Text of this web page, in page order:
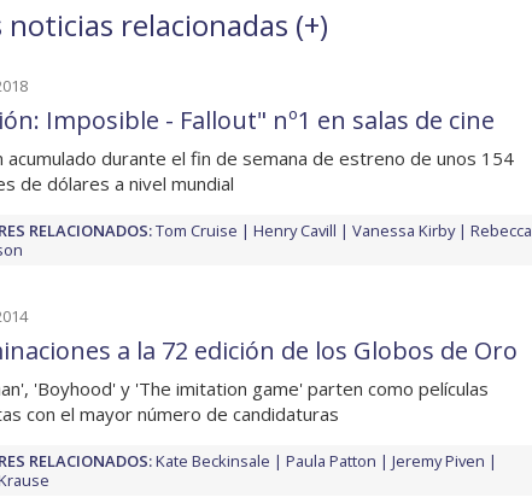
relacionadas (+)
Imposible - Fallout" nº1 en salas de cine
acumulado durante el fin de semana de estreno de unos 154
de dólares a nivel mundial
RELACIONADOS:Tom Cruise Henry Cavill Vanessa Kirby
Rebecca
a la 72 edición de los Globos de Oro
'Boyhood' y 'The imitation game' parten como películas
con el mayor número de candidaturas
RELACIONADOS:Kate Beckinsale Paula Patton
Jeremy Piven